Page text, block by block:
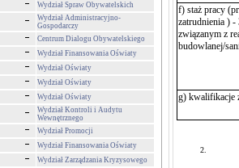
Wydział Spraw Obywatelskich
Wydział Administracyjno-
Gospodarczy
Centrum Dialogu Obywatelskiego
Wydział Finansowania Oświaty
Wydział Oświaty
Wydział Oświaty
Wydział Oświaty
Wydział Kontroli i Audytu
Wewnętrznego
Wydział Promocji
Wydział Finansowania Oświaty
Wydział Zarządzania Kryzysowego
f) staż pracy
zatrudnienia ) -
związanym z
budowlanej/
g) kwalifikacje